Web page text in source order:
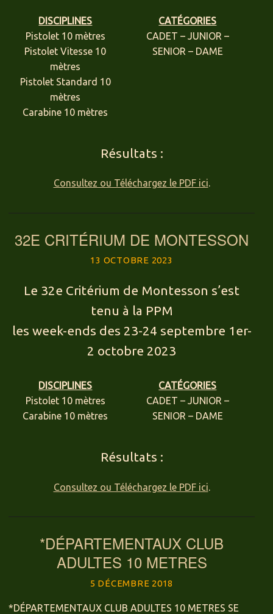
DISCIPLINES
Pistolet 10 mètres
Pistolet Vitesse 10
mètres
Pistolet Standard 10
mètres
Carabine 10 mètres
CATÉGORIES
CADET – JUNIOR –
SENIOR – DAME
Résultats :
Consultez ou Téléchargez le PDF ici.
32E CRITÉRIUM DE MONTESSON
13 OCTOBRE 2023
Le 32e Critérium de Montesson s’est
tenu à la PPM
les week-ends des 23-24 septembre 1er-
2 octobre 2023
DISCIPLINES
Pistolet 10 mètres
Carabine 10 mètres
CATÉGORIES
CADET – JUNIOR –
SENIOR – DAME
Résultats :
Consultez ou Téléchargez le PDF ici.
*DÉPARTEMENTAUX CLUB
ADULTES 10 METRES
5 DÉCEMBRE 2018
*DÉPARTEMENTAUX CLUB ADULTES 10 METRES SE